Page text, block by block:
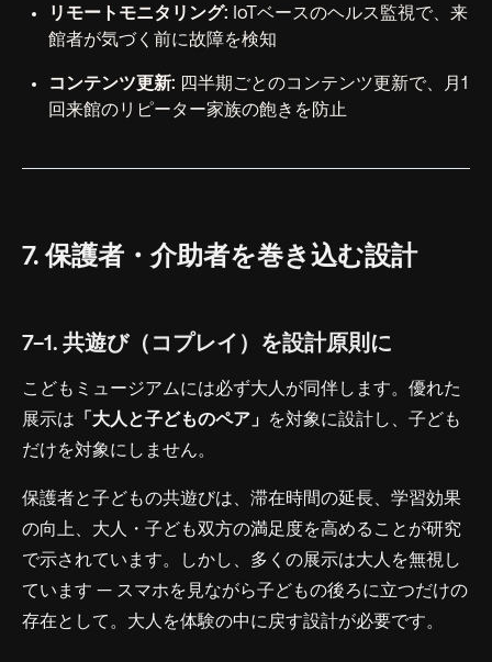
リモートモニタリング: IoTベースのヘルス監視で、来
館者が気づく前に故障を検知
コンテンツ更新: 四半期ごとのコンテンツ更新で、月1
回来館のリピーター家族の飽きを防止
7. 保護者・介助者を巻き込む設計
7-1. 共遊び（コプレイ）を設計原則に
こどもミュージアムには必ず大人が同伴します。優れた
展示は 「大人と子どものペア」
を対象に設計し、子ども
だけを対象にしません。
保護者と子どもの共遊びは、滞在時間の延長、学習効果
の向上、大人・子ども双方の満足度を高めることが研究
で示されています。しかし、多くの展示は大人を無視し
ています — スマホを見ながら子どもの後ろに立つだけの
存在として。大人を体験の中に戻す設計が必要です。